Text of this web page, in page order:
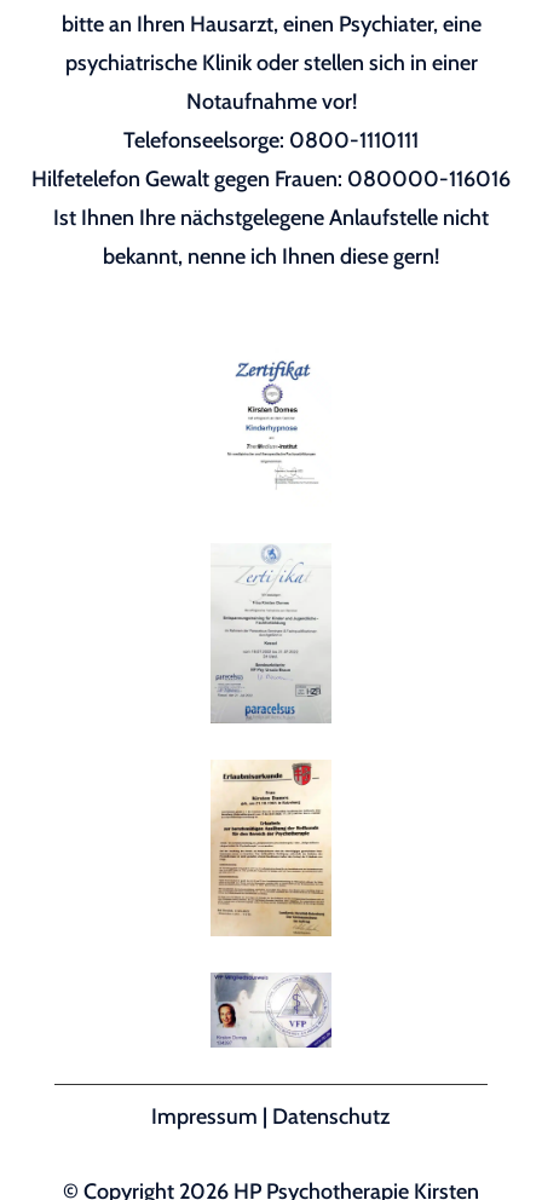
bitte an Ihren Hausarzt, einen Psychiater, eine
psychiatrische Klinik oder stellen sich in einer
Notaufnahme vor!
Telefonseelsorge: 0800-1110111
Hilfetelefon Gewalt gegen Frauen: 080000-116016
Ist Ihnen Ihre nächstgelegene Anlaufstelle nicht
bekannt, nenne ich Ihnen diese gern!
Impressum | Datenschutz
© Copyright 2026 HP Psychotherapie Kirsten